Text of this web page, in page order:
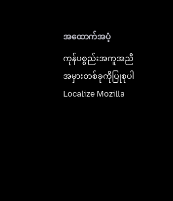
အထောက်အပံ့
ကုန်ပစ္စည်းအကူအညီ
အမှားတစ်ခုကိုပြုစုပါ
Localize Mozilla